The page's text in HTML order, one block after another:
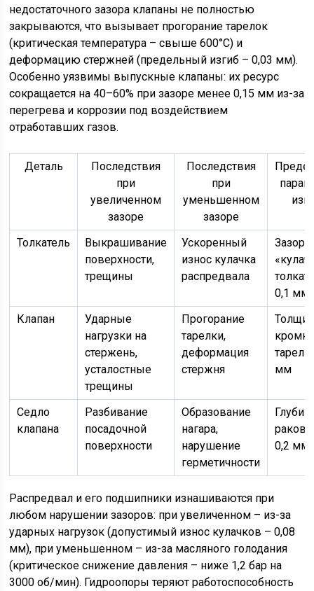
недостаточного зазора клапаны не полностью
закрываются, что вызывает прогорание тарелок
(критическая температура – свыше 600°C) и
деформацию стержней (предельный изгиб – 0,03 мм).
Особенно уязвимы выпускные клапаны: их ресурс
сокращается на 40–60% при зазоре менее 0,15 мм из-за
перегрева и коррозии под воздействием
отработавших газов.
Деталь
Последствия
при
увеличенном
зазоре
Последствия
при
уменьшенном
зазоре
Толкатель
Выкрашивание
поверхности,
трещины
Ускоренный
износ кулачка
распредвала
Зазор
0,1 мм
Клапан
Ударные
нагрузки на
стержень,
усталостные
трещины
Прогорание
тарелки,
деформация
стержня
мм
Седло
клапана
Разбивание
посадочной
поверхности
Образование
нагара,
нарушение
герметичности
0,2 мм
Распредвал и его подшипники изнашиваются при
любом нарушении зазоров: при увеличенном – из-за
ударных нагрузок (допустимый износ кулачков – 0,08
мм), при уменьшенном – из-за масляного голодания
(критическое снижение давления – ниже 1,2 бар на
3000 об/мин). Гидроопоры теряют работоспособность